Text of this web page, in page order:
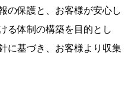
の保護と、お客様が安心し
る体制の構築を目的とし
に基づき、お客様より収集